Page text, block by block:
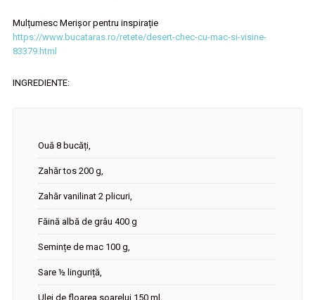
Mulțumesc Merișor pentru inspirație
https://www.bucataras.ro/retete/desert-chec-cu-mac-si-visine-
83379.html
INGREDIENTE:
Ouă 8 bucăți,
Zahăr tos 200 g,
Zahăr vanilinat 2 plicuri,
Făină albă de grâu 400 g
Semințe de mac 100 g,
Sare ½ linguriță,
Ulei de floarea soarelui 150 ml,